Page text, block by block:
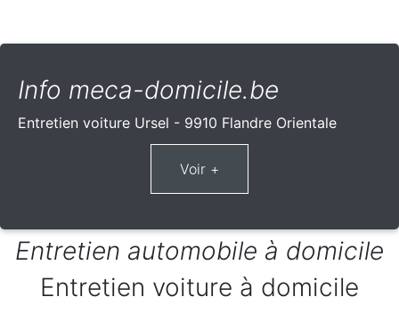
Info meca-domicile.be
Entretien voiture Ursel - 9910 Flandre Orientale
Entretien automobile à domicile
Entretien voiture à domicile